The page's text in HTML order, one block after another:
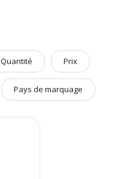
Quantité Prix
Pays de marquage